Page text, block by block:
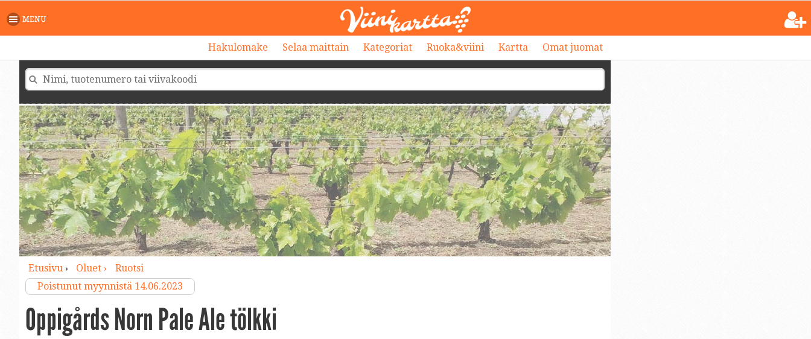
MENU
Hakulomake Selaa maittain Kategoriat Ruoka&viini Kartta Omat juomat
Etusivu› Oluet ›
Ruotsi
Poistunut myynnistä 14.06.2023
Oppigårds Norn Pale Ale tölkki